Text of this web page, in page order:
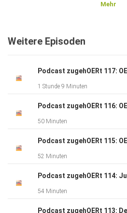
Mehr
Weitere Episoden
1 Stunde 9 Minuten
50 Minuten
52 Minuten
54 Minuten